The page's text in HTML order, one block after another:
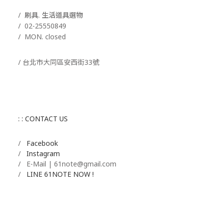
/ 刷具. 生活道具選物
/ 02-25550849
/ MON. closed
/ 台北市大同區安西街33號
: : CONTACT US
/ Facebook
/ Instagram
/ E-Mail | 61note@gmail.com
/ LINE 61NOTE NOW !